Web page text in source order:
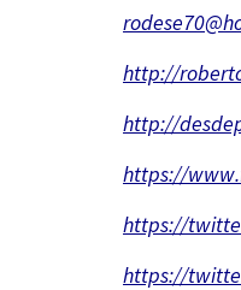
http://
http://
https://
https://
https://